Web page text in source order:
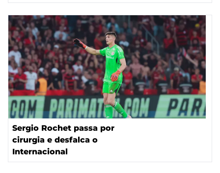
Sergio Rochet passa por
cirurgia e desfalca o
Internacional